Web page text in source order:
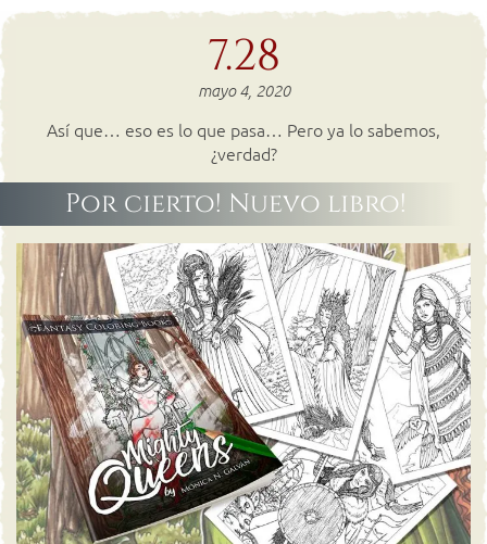
7.28
mayo 4, 2020
Así que… eso es lo que pasa… Pero ya lo sabemos,
¿verdad?
Por cierto! Nuevo libro!